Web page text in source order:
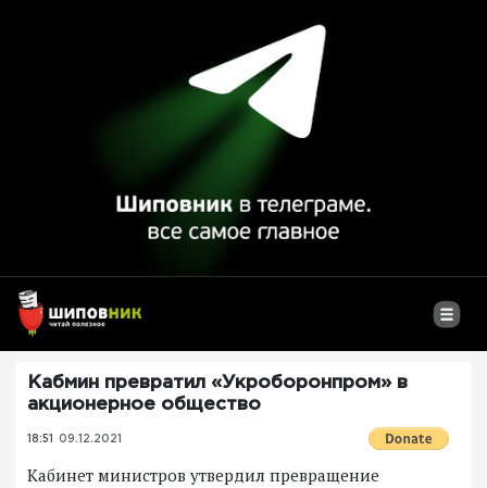
Кабмин превратил «Укроборонпром» в
акционерное общество
18:51 09.12.2021
Кабинет министров утвердил превращение